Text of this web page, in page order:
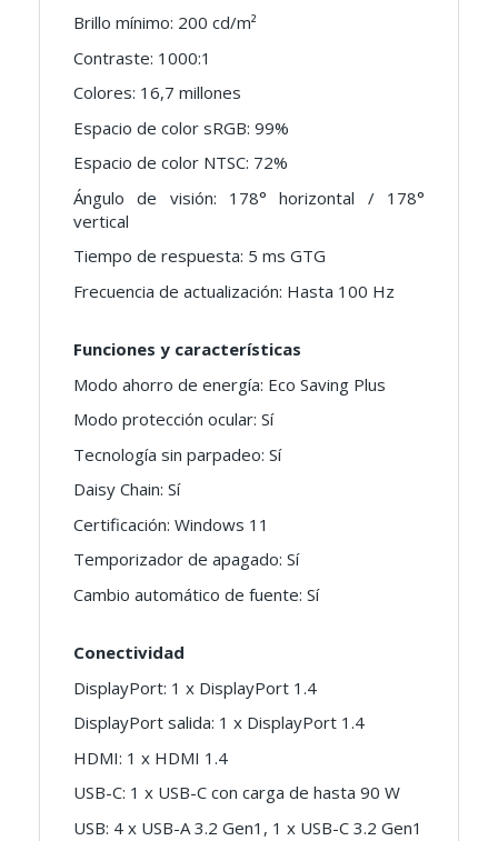
Brillo mínimo: 200 cd/m²
Contraste: 1000:1
Colores: 16,7 millones
Espacio de color sRGB: 99%
Espacio de color NTSC: 72%
Ángulo de visión: 178° horizontal / 178°
vertical
Tiempo de respuesta: 5 ms GTG
Frecuencia de actualización: Hasta 100 Hz
Funciones y características
Modo ahorro de energía: Eco Saving Plus
Modo protección ocular: Sí
Tecnología sin parpadeo: Sí
Daisy Chain: Sí
Certificación: Windows 11
Temporizador de apagado: Sí
Cambio automático de fuente: Sí
Conectividad
DisplayPort: 1 x DisplayPort 1.4
DisplayPort salida: 1 x DisplayPort 1.4
HDMI: 1 x HDMI 1.4
USB-C: 1 x USB-C con carga de hasta 90 W
USB: 4 x USB-A 3.2 Gen1, 1 x USB-C 3.2 Gen1